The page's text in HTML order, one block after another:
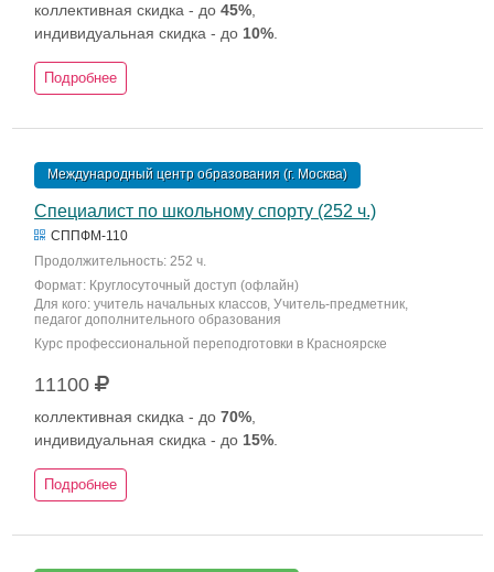
коллективная скидка - до 45%
индивидуальная скидка - до 10%
Подробнее
Международный центр образования (г. Москва)
Специалист по школьному спорту (252 ч.)
СППФМ-110
Продолжительность: 252 ч.
Формат: Круглосуточный доступ (офлайн)
Для кого: учитель начальных классов, Учитель-предметник,
педагог дополнительного образования
Курс профессиональной переподготовки в Красноярске
11100
коллективная скидка - до 70%
индивидуальная скидка - до 15%
Подробнее